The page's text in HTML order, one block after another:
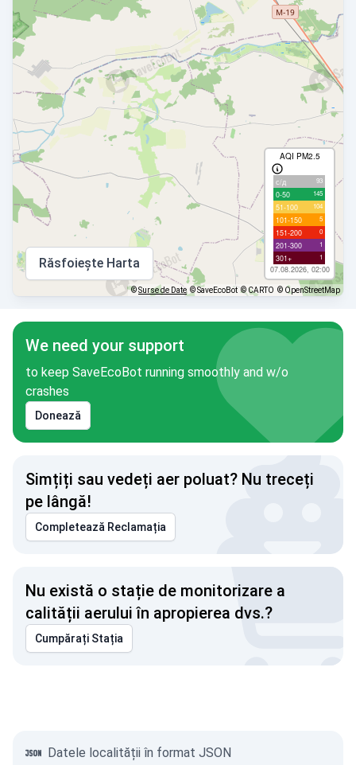
AQI PM2.5
с/д 93
0-50 145
51-100 104
101-150 5
151-200 0
201-300 1
301+ 1
07.08.2026, 02:00
Răsfoiește Harta
©Surse de Date © SaveEcoBot © CARTO © OpenStreetMap
We need your support
to keep SaveEcoBot running smoothly and w/o
crashes
Donează
Simțiți sau vedeți aer poluat? Nu treceți
pe lângă!
Completează Reclamația
Nu există o stație de monitorizare a
calității aerului în apropierea dvs.?
Cumpărați Stația
Datele localității în format JSON